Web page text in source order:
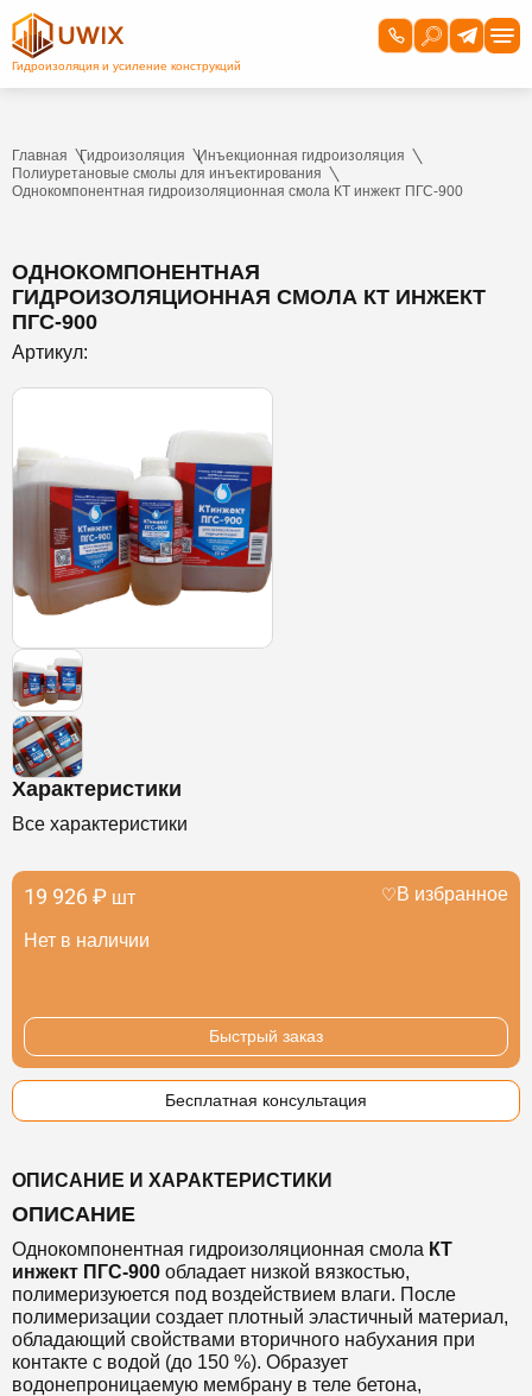
Главная Гидроизоляция
Инъекционная гидроизоляция
Полиуретановые смолы для инъектирования
Однокомпонентная гидроизоляционная смола КТ инжект ПГС-900
ОДНОКОМПОНЕНТНАЯ
ГИДРОИЗОЛЯЦИОННАЯ СМОЛА КТ ИНЖЕКТ
ПГС-900
Артикул:
Характеристики
Все характеристики
19 926 ₽ шт
Нет в наличии
В избранное
Быстрый заказ
Бесплатная консультация
ОПИСАНИЕ И ХАРАКТЕРИСТИКИ
ОПИСАНИЕ
Однокомпонентная гидроизоляционная смола КТ
инжект ПГС-900 обладает низкой вязкостью,
полимеризуюется под воздействием влаги. После
полимеризации создает плотный эластичный материал,
обладающий свойствами вторичного набухания при
контакте с водой (до 150 %). Образует
водонепроницаемую мембрану в теле бетона,